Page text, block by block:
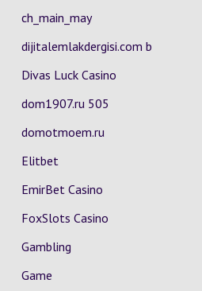
ch_main_may
dijitalemlakdergisi.com b
Divas Luck Casino
dom1907.ru 505
domotmoem.ru
Elitbet
EmirBet Casino
FoxSlots Casino
Gambling
Game